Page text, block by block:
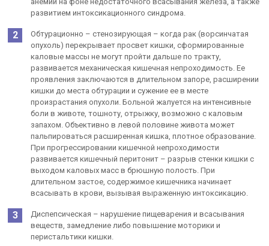
развитием интоксикационного синдрома.
Обтурационно – стенозирующая – когда рак (ворсинчатая
опухоль) перекрывает просвет кишки, сформированные
каловые массы не могут пройти дальше по тракту,
развивается механическая кишечная непроходимость. Ее
проявления заключаются в длительном запоре, расширении
кишки до места обтурации и сужение ее в месте
произрастания опухоли. Больной жалуется на интенсивные
боли в животе, тошноту, отрыжку, возможно с каловым
запахом. Объективно в левой половине живота может
пальпироваться расширенная кишка, плотное образование.
При прогрессировании кишечной непроходимости
развивается кишечный перитонит – разрыв стенки кишки с
выходом каловых масс в брюшную полость. При
длительном застое, содержимое кишечника начинает
всасывать в крови, вызывая выраженную интоксикацию.
Диспепсическая – нарушение пищеварения и всасывания
веществ, замедление либо повышение моторики и
перистальтики кишки.